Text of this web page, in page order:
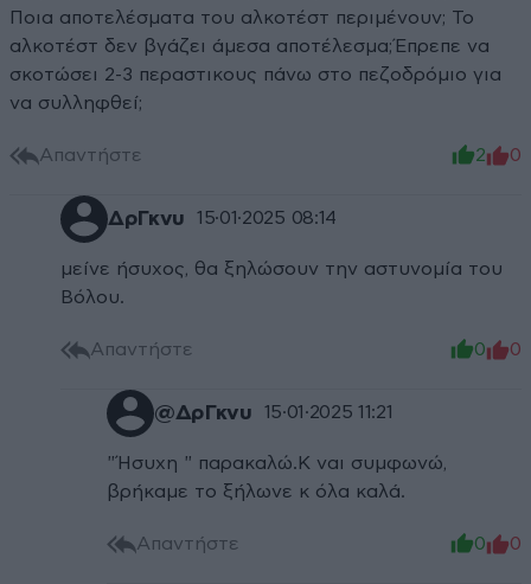
Ποια αποτελέσματα του αλκοτέστ περιμένουν; Το
αλκοτέστ δεν βγάζει άμεσα αποτέλεσμα;Έπρεπε να
σκοτώσει 2-3 περαστικους πάνω στο πεζοδρόμιο για
να συλληφθεί;
Απαντήστε 2 0
ΔρΓκνυ 15·01·2025 08:14
μείνε ήσυχος, θα ξηλώσουν την αστυνομία του
Βόλου.
Απαντήστε 0 0
@ΔρΓκνυ 15·01·2025 11:21
"Ήσυχη " παρακαλώ.Κ ναι συμφωνώ,
βρήκαμε το ξήλωνε κ όλα καλά.
Απαντήστε 0 0